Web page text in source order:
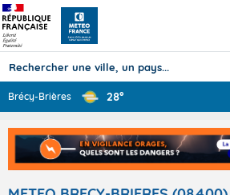
Prévisions
TOUS LES RÉSULTATS
Brécy-Brières 28°